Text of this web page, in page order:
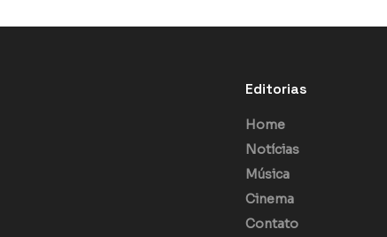
Editorias
Home
Notícias
Música
Cinema
Contato